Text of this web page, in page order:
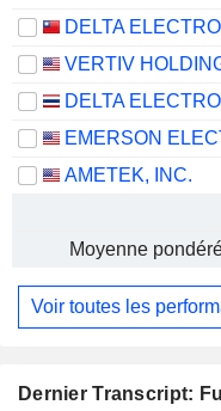
Dernier Transcript:
VERTIV
EMERSON
AMETEK, INC.
Moyenne
Voir toutes les